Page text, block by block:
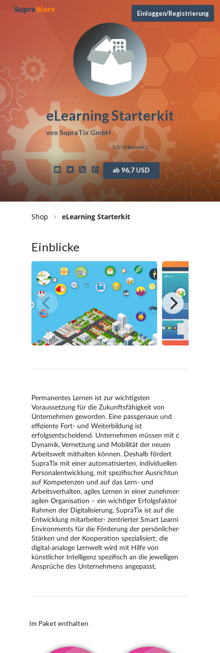
Einloggen/Registrierung
eLearning Starterkit
von SupraTix GmbH
5,0/ (0Bewert.)
ab 96,7 USD
Shop eLearning Starterkit
Einblicke
Im Paket enthalten